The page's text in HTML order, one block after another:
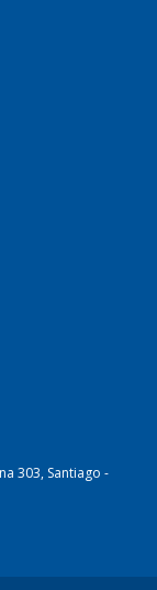
303, Santiago -